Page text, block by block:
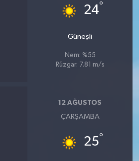
24°
Güneşli
Nem: %55
Rüzgar: 7.81 m/s
12 AĞUSTOS
ÇARŞAMBA
25°